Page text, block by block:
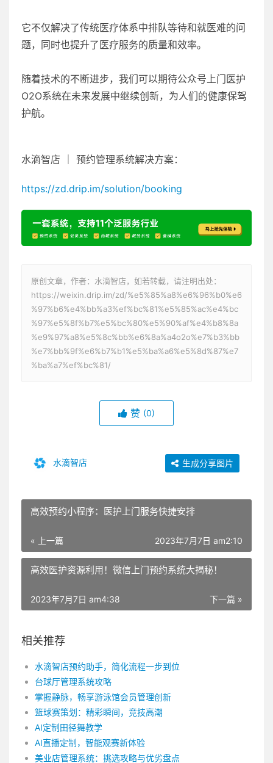
它不仅解决了传统医疗体系中排队等待和就医难的问
题，同时也提升了医疗服务的质量和效率。
随着技术的不断进步，我们可以期待公众号上门医护
O2O系统在未来发展中继续创新，为人们的健康保驾
护航。
水滴智店 ｜ 预约管理系统解决方案：
https://zd.drip.im/solution/booking
原创文章，作者：水滴智店，如若转载，请注明出处：
https://weixin.drip.im/zd/%e5%85%a8%e6%96%b0%e6
%97%b6%e4%bb%a3%ef%bc%81%e5%85%ac%e4%bc
%97%e5%8f%b7%e5%bc%80%e5%90%af%e4%b8%8a
%e9%97%a8%e5%8c%bb%e6%8a%a4o2o%e7%b3%bb
%e7%bb%9f%e6%b7%b1%e5%ba%a6%e5%8d%87%e7
%ba%a7%ef%bc%81/
赞 (0)
水滴智店 生成分享图片
高效预约小程序：医护上门服务快捷安排
« 上一篇 2023年7月7日 am2:10
高效医护资源利用！微信上门预约系统大揭秘！
下一篇 »
2023年7月7日 am4:38
相关推荐
水滴智店预约助手，简化流程一步到位
台球厅管理系统攻略
掌握静脉，畅享游泳馆会员管理创新
篮球赛策划：精彩瞬间，竞技高潮
AI定制田径舞教学
AI直播定制，智能观赛新体验
美业店管理系统：挑选攻略与优劣盘点